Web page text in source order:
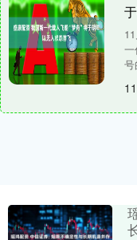
一